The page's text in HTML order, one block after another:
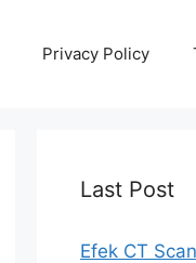
Privacy Policy
Last Post
Efek CT